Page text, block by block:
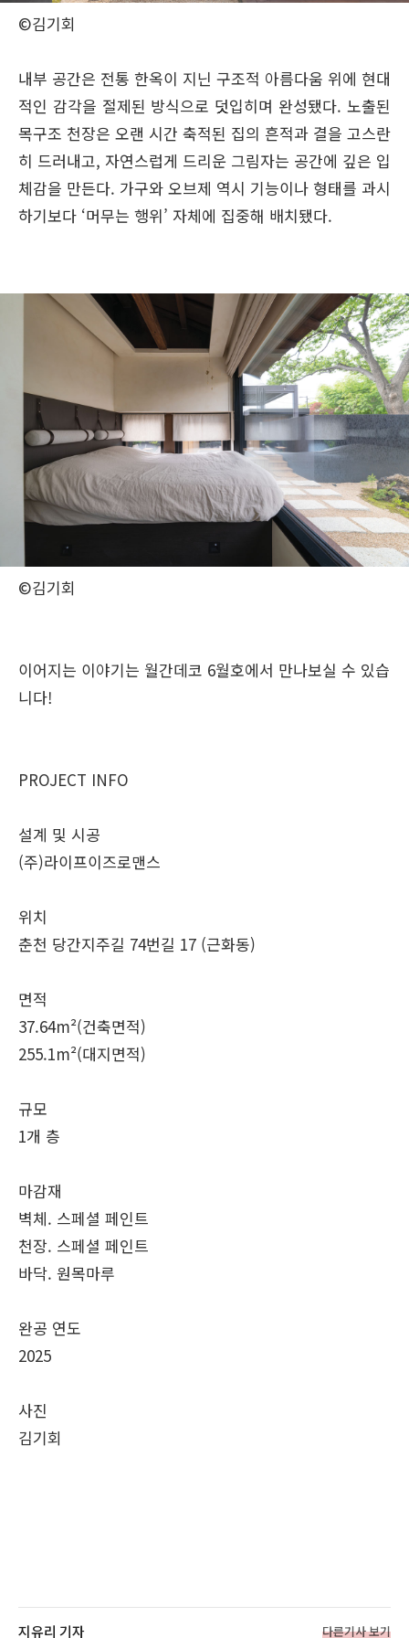
©김기회
내부 공간은 전통 한옥이 지닌 구조적 아름다움 위에 현대
적인 감각을 절제된 방식으로 덧입히며 완성됐다. 노출된
목구조 천장은 오랜 시간 축적된 집의 흔적과 결을 고스란
히 드러내고, 자연스럽게 드리운 그림자는 공간에 깊은 입
체감을 만든다. 가구와 오브제 역시 기능이나 형태를 과시
하기보다 ‘머무는 행위’ 자체에 집중해 배치됐다.
©김기회
이어지는 이야기는 월간데코 6월호에서 만나보실 수 있습
니다!
PROJECT INFO
설계 및 시공
(주)라이프이즈로맨스
위치
춘천 당간지주길 74번길 17 (근화동)
면적
37.64m²(건축면적)
255.1m²(대지면적)
규모
1개 층
마감재
벽체. 스페셜 페인트
천장. 스페셜 페인트
바닥. 원목마루
완공 연도
2025
사진
김기회
지유리 기자 다른기사 보기